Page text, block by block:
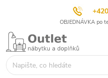
OBJEDNÁVKA po
Přejít
obsah